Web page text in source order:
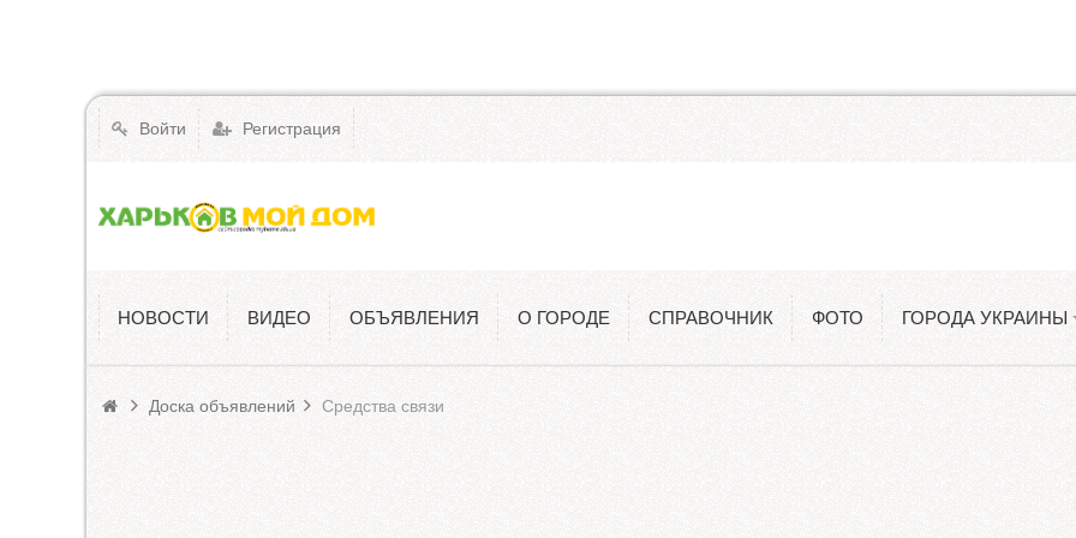
Войти Регистрация
НОВОСТИ ВИДЕО ОБЪЯВЛЕНИЯ О ГОРОДЕ СПРАВОЧНИК ФОТО ГОРОДА УКРАИНЫ
Киев
Доска объявлений Средства связи